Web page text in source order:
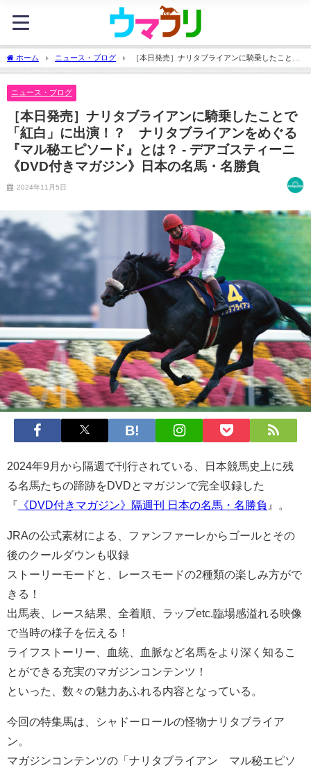
ホーム ニュース・ブログ
［本日発売］ナリタブライアンに騎乗したことで
「紅白」に出演！？ ナリタブライアンをめぐる『マル秘エピソード』とは？ - デアゴ
ニュース・ブログ
［本日発売］ナリタブライアンに騎乗したことで
「紅白」に出演！？ ナリタブライアンをめぐる
『マル秘エピソード』とは？ - デアゴスティーニ
《DVD付きマガジン》日本の名馬・名勝負
2024年11月5日
2024年9月から隔週で刊行されている、日本競馬史上に残
る名馬たちの蹄跡をDVDとマガジンで完全収録した
『 《DVD付きマガジン》隔週刊 日本の名馬・名勝負 』。
JRAの公式素材による、ファンファーレからゴールとその
後のクールダウンも収録
ストーリーモードと、レースモードの2種類の楽しみ方がで
きる！
出馬表、レース結果、全着順、ラップetc.臨場感溢れる映像
で当時の様子を伝える！
ライフストーリー、血統、血脈など名馬をより深く知るこ
とができる充実のマガジンコンテンツ！
といった、数々の魅力あふれる内容となっている。
今回の特集馬は、シャドーロールの怪物ナリタブライア
ン。
マガジンコンテンツの「ナリタブライアン マル秘エピソ